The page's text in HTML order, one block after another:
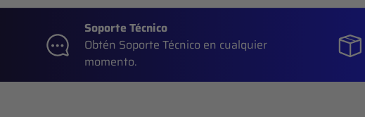
Soporte Técnico
Obtén Soporte Técnico en cualquier
momento.